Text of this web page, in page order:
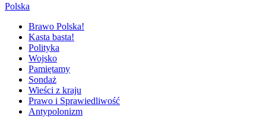
Polska
Brawo Polska!
Kasta basta!
Polityka
Wojsko
Pamiętamy
Sondaż
Wieści z kraju
Prawo i Sprawiedliwość
Antypolonizm